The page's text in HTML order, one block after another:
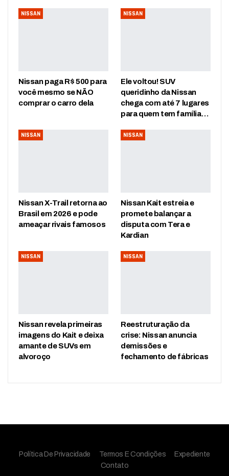
NISSAN
Nissan paga R$ 500 para
você mesmo se NÃO
comprar o carro dela
NISSAN
Ele voltou! SUV
queridinho da Nissan
chega com até 7 lugares
para quem tem família…
NISSAN
Nissan X-Trail retorna ao
Brasil em 2026 e pode
ameaçar rivais famosos
NISSAN
Nissan Kait estreia e
promete balançar a
disputa com Tera e
Kardian
NISSAN
Nissan revela primeiras
imagens do Kait e deixa
amante de SUVs em
alvoroço
NISSAN
Reestruturação da
crise: Nissan anuncia
demissões e
fechamento de fábricas
Política De Privacidade Termos E Condições
Expediente
Contato